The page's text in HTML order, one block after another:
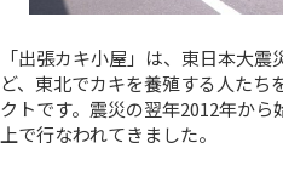
「出張カキ小屋」は、東日本大
ど、東北でカキを養殖する人たち
クトです。震災の翌年2012年か
上で行なわれてきました。